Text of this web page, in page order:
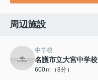
周辺施設
中学校
名護市立大宮中学校
600ｍ（8分）